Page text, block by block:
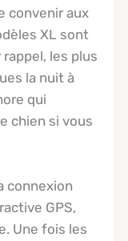
convenir aux
XL sont
les plus
la nuit à
qui
chien si vous
connexion
GPS,
Une fois les